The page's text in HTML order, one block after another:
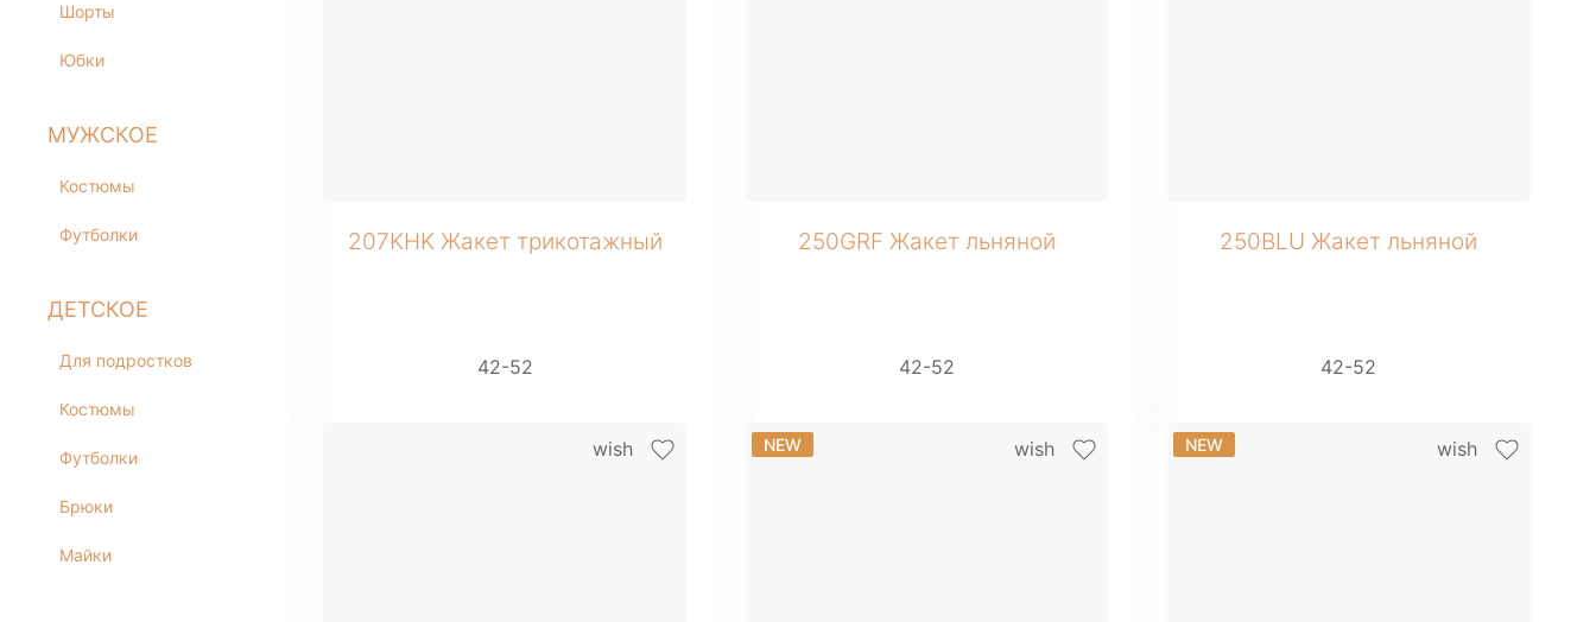
Шорты
Юбки
МУЖСКОЕ
Костюмы
Футболки
ДЕТСКОЕ
Для подростков
Костюмы
Футболки
Брюки
Майки
207KHK Жакет трикотажный
42-52
250GRF Жакет льняной
42-52
250BLU Жакет льняной
42-52
wish wish
NEW wish
NEW